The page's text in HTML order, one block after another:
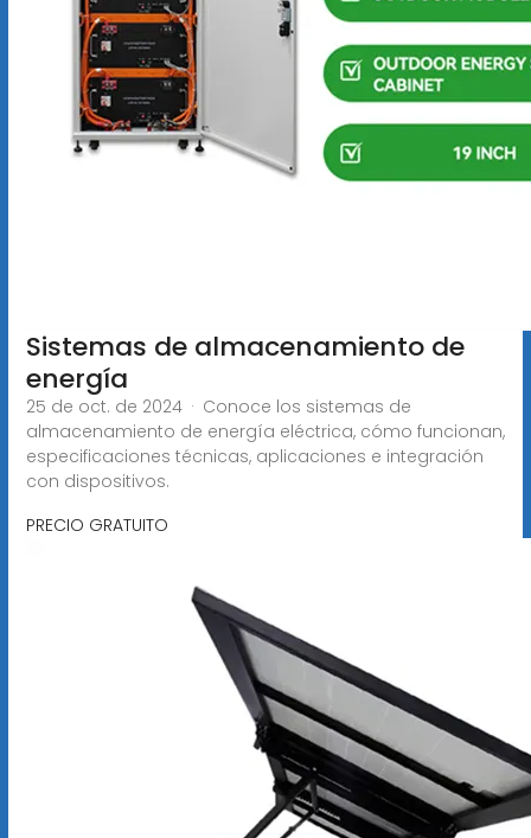
Sistemas de almacenamiento de
energía
25 de oct. de 2024 · Conoce los sistemas de
almacenamiento de energía eléctrica, cómo funcionan,
especificaciones técnicas, aplicaciones e integración
con dispositivos.
PRECIO GRATUITO